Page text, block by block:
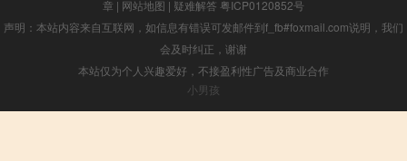
章 | 网站地图 | 疑难解答 粤ICP0120852号
声明：本站内容来自互联网，如信息有错误可发邮件到f_fb#foxmail.com说明，我们
会及时纠正，谢谢
本站仅为个人兴趣爱好，不接盈利性广告及商业合作
小男孩